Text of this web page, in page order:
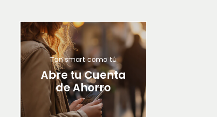
Tan smart como tú
Abre tu Cuenta
de Ahorro